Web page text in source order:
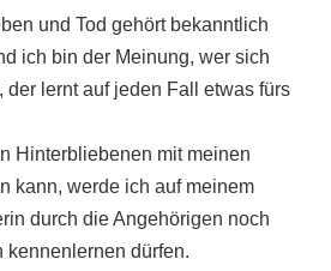
und Tod gehört bekanntlich
ich bin der Meinung, wer sich
der lernt auf jeden Fall etwas fürs
Hinterbliebenen mit meinen
kann, werde ich auf meinem
durch die Angehörigen noch
dürfen.